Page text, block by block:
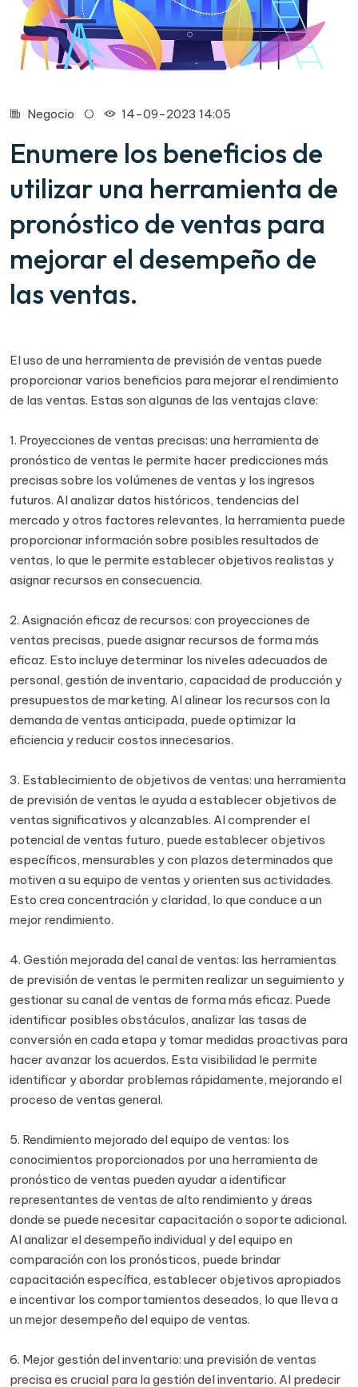
Negocio 14-09-2023 14:05
Enumere los beneficios de
utilizar una herramienta de
pronóstico de ventas para
mejorar el desempeño de
las ventas.
El uso de una herramienta de previsión de ventas puede
proporcionar varios beneficios para mejorar el rendimiento
de las ventas. Estas son algunas de las ventajas clave:
1. Proyecciones de ventas precisas: una herramienta de
pronóstico de ventas le permite hacer predicciones más
precisas sobre los volúmenes de ventas y los ingresos
futuros. Al analizar datos históricos, tendencias del
mercado y otros factores relevantes, la herramienta puede
proporcionar información sobre posibles resultados de
ventas, lo que le permite establecer objetivos realistas y
asignar recursos en consecuencia.
2. Asignación eficaz de recursos: con proyecciones de
ventas precisas, puede asignar recursos de forma más
eficaz. Esto incluye determinar los niveles adecuados de
personal, gestión de inventario, capacidad de producción y
presupuestos de marketing. Al alinear los recursos con la
demanda de ventas anticipada, puede optimizar la
eficiencia y reducir costos innecesarios.
3. Establecimiento de objetivos de ventas: una herramienta
de previsión de ventas le ayuda a establecer objetivos de
ventas significativos y alcanzables. Al comprender el
potencial de ventas futuro, puede establecer objetivos
específicos, mensurables y con plazos determinados que
motiven a su equipo de ventas y orienten sus actividades.
Esto crea concentración y claridad, lo que conduce a un
mejor rendimiento.
4. Gestión mejorada del canal de ventas: las herramientas
de previsión de ventas le permiten realizar un seguimiento y
gestionar su canal de ventas de forma más eficaz. Puede
identificar posibles obstáculos, analizar las tasas de
conversión en cada etapa y tomar medidas proactivas para
hacer avanzar los acuerdos. Esta visibilidad le permite
identificar y abordar problemas rápidamente, mejorando el
proceso de ventas general.
5. Rendimiento mejorado del equipo de ventas: los
conocimientos proporcionados por una herramienta de
pronóstico de ventas pueden ayudar a identificar
representantes de ventas de alto rendimiento y áreas
donde se puede necesitar capacitación o soporte adicional.
Al analizar el desempeño individual y del equipo en
comparación con los pronósticos, puede brindar
capacitación específica, establecer objetivos apropiados
e incentivar los comportamientos deseados, lo que lleva a
un mejor desempeño del equipo de ventas.
6. Mejor gestión del inventario: una previsión de ventas
precisa es crucial para la gestión del inventario. Al predecir